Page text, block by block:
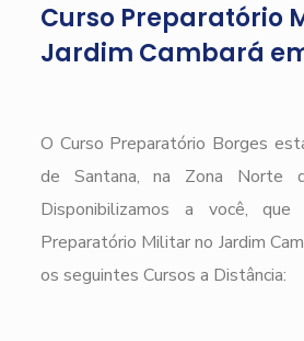
Curso Preparatório
Jardim Cambará
O Curso Preparatório Borges
de Santana, na Zona Norte
Disponibilizamos a você,
Preparatório Militar no Jardim
os seguintes Cursos a Distância: